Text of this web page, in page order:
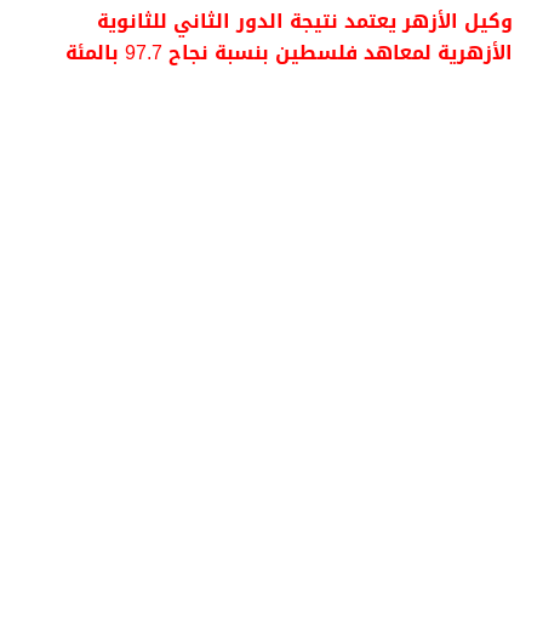
وكيل الأزهر يعتمد نتيجة الدور الثاني للثانوية
الأزهرية لمعاهد فلسطين بنسبة نجاح 97.7 بالمئة